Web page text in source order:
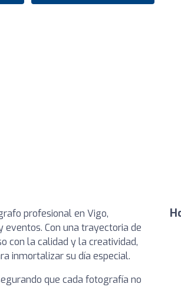
profesional en Vigo,
Con una trayectoria de
con la calidad y la creatividad,
inmortalizar su día especial.
que cada fotografía no